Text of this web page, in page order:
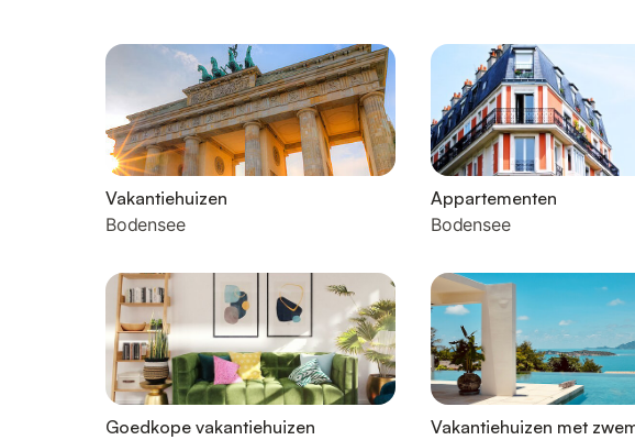
Vakantiehuizen
Bodensee
Appartementen
Bodensee
Goedkope vakantiehuizen
Vakantiehuizen met